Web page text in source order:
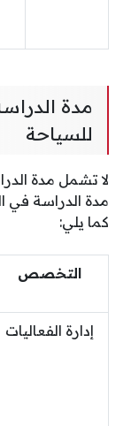
مدة
للسياحة
لا تشمل مدة
مدة الدراسة في
كما يلي:
التخصص
إدارة الفعاليات